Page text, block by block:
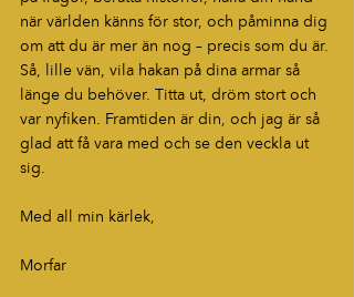
när världen känns för stor, och påminna dig
om att du är mer än nog – precis som du är.
Så, lille vän, vila hakan på dina armar så
länge du behöver. Titta ut, dröm stort och
var nyfiken. Framtiden är din, och jag är så
glad att få vara med och se den veckla ut
sig.
Med all min kärlek,
Morfar